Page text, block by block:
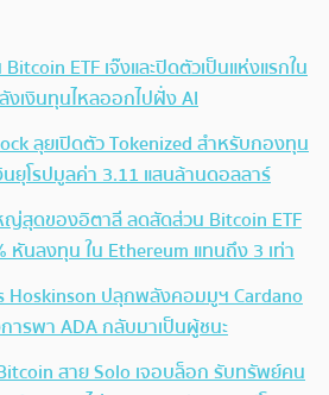
ETF เจ๊งและปิดตัวเป็นแห่งแรกใน
งเงินทุนไหลออกไปฝั่ง AI
ลุยเปิดตัว Tokenized สำหรับกองทุน
ยุโรปมูลค่า 3.11 แสนล้านดอลลาร์
ญ่สุดของอิตาลี ลดสัดส่วน Bitcoin ETF
หันลงทุน ใน Ethereum แทนถึง 3 เท่า
Hoskinson ปลุกพลังคอมมูฯ Cardano
ารพา ADA กลับมาเป็นผู้ชนะ
สาย Solo เจอบล็อก รับทรัพย์คน